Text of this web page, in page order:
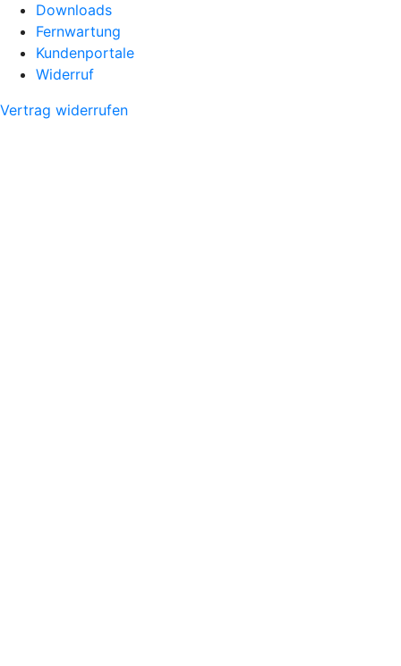
Downloads
Fernwartung
Kundenportale
Widerruf
Vertrag widerrufen